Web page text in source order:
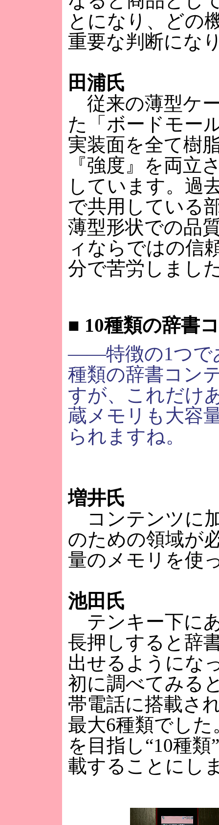
とになり、どの
重要な判断にな
田浦氏
従来の薄型ケ
た「ボードモー
実装面を全て樹
『強度』を両立
しています。過
で共用している
薄型形状での品
ィならではの信
分で苦労しまし
■ 10種類の辞書
――特徴の1つで
種類の辞書コン
すが、これだけ
蔵メモリも大容
られますね。
増井氏
コンテンツに
のための領域が
量のメモリを使
池田氏
テンキー下に
長押しすると辞
出せるようにな
初に調べてみる
帯電話に搭載さ
最大6種類でした
を目指し“10種
載することにし